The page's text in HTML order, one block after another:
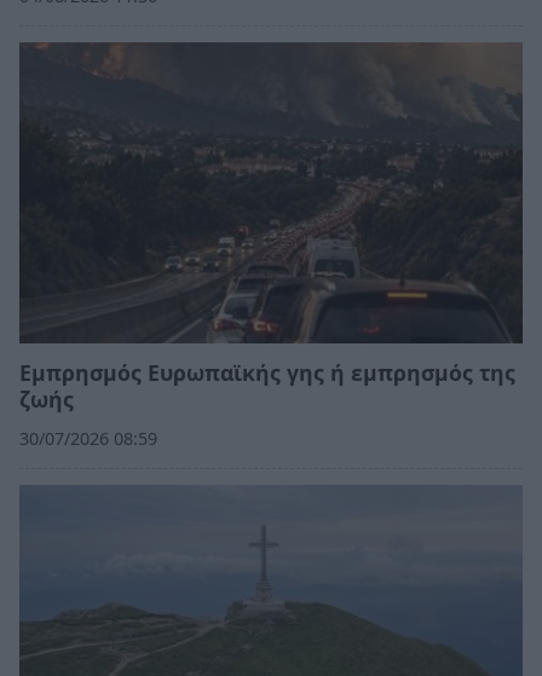
Εμπρησμός Ευρωπαϊκής γης ή εμπρησμός της
ζωής
30/07/2026 08:59